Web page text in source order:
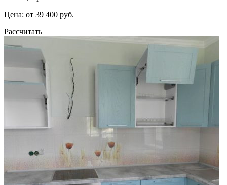
Цена: от 39 400 руб.
Рассчитать